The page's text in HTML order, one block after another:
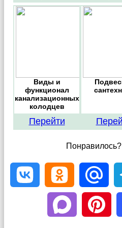
Виды и
функционал
канализационных
колодцев
Перейти